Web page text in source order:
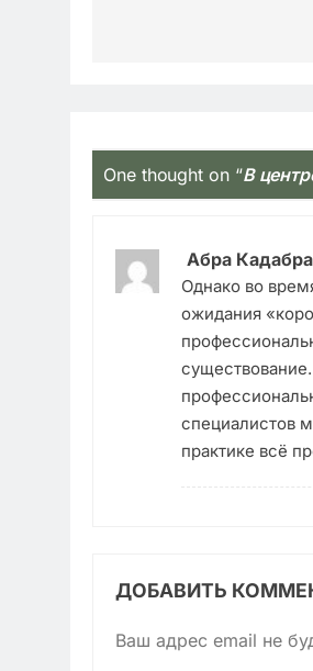
One thought on “В
Абра Кадабра
Однако во
ожидания
специалистов
практике всё
ДОБАВИТЬ
Ваш адрес email не